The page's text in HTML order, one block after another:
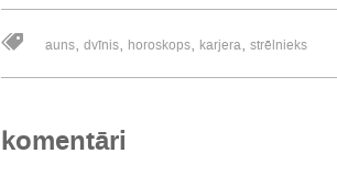
auns, dvīnis, horoskops, karjera, strēlnieks
komentāri